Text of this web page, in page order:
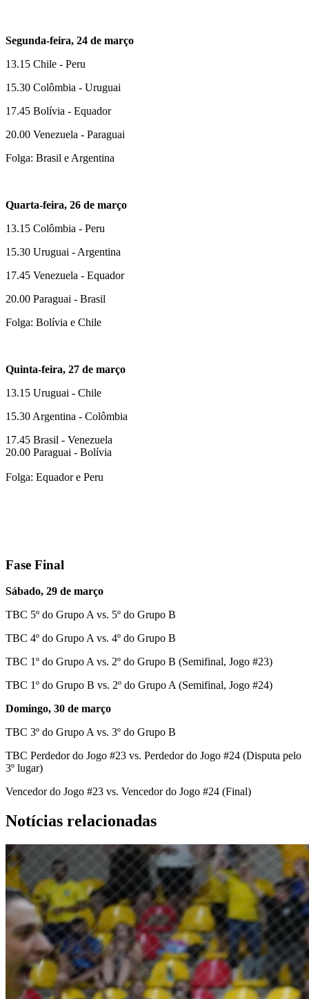
Segunda-feira, 24 de março
13.15 Chile - Peru
15.30 Colômbia - Uruguai
17.45 Bolívia - Equador
20.00 Venezuela - Paraguai
Folga: Brasil e Argentina
Quarta-feira, 26 de março
13.15 Colômbia - Peru
15.30 Uruguai - Argentina
17.45 Venezuela - Equador
20.00 Paraguai - Brasil
Folga: Bolívia e Chile
Quinta-feira, 27 de março
13.15 Uruguai - Chile
15.30 Argentina - Colômbia
17.45 Brasil - Venezuela
20.00 Paraguai - Bolívia
Folga: Equador e Peru
Fase Final
Sábado, 29 de março
TBC 5º do Grupo A vs. 5º do Grupo B
TBC 4º do Grupo A vs. 4º do Grupo B
TBC 1º do Grupo A vs. 2º do Grupo B (Semifinal, Jogo #23)
TBC 1º do Grupo B vs. 2º do Grupo A (Semifinal, Jogo #24)
Domingo, 30 de março
TBC 3º do Grupo A vs. 3º do Grupo B
TBC Perdedor do Jogo #23 vs. Perdedor do Jogo #24 (Disputa pelo
3º lugar)
Vencedor do Jogo #23 vs. Vencedor do Jogo #24 (Final)
Notícias relacionadas